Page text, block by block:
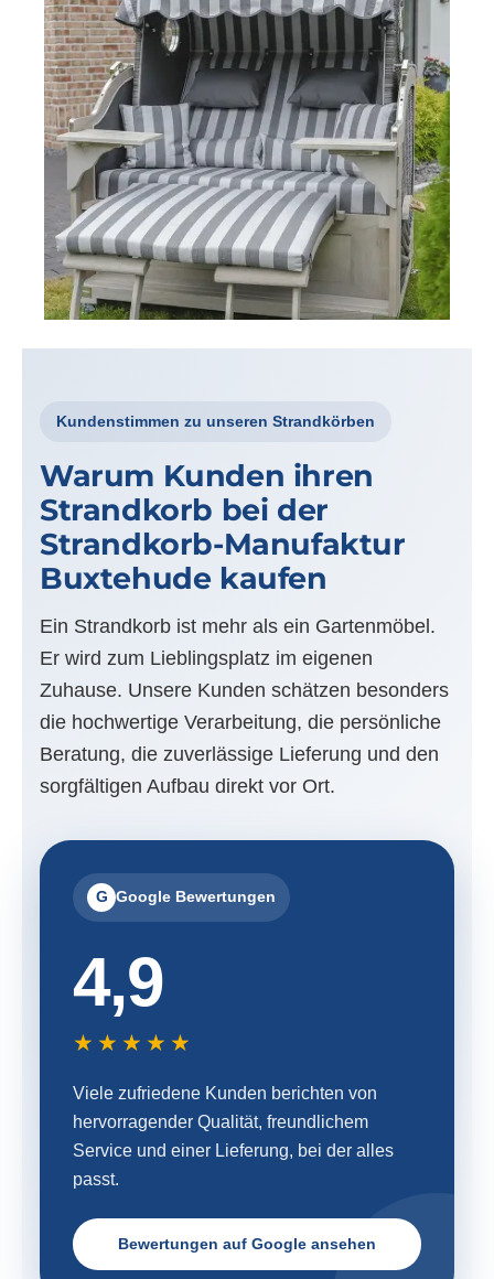
Kundenstimmen zu unseren Strandkörben
Warum Kunden ihren
Strandkorb bei der
Strandkorb-Manufaktur
Buxtehude kaufen
Ein Strandkorb ist mehr als ein Gartenmöbel.
Er wird zum Lieblingsplatz im eigenen
Zuhause. Unsere Kunden schätzen besonders
die hochwertige Verarbeitung, die persönliche
Beratung, die zuverlässige Lieferung und den
sorgfältigen Aufbau direkt vor Ort.
G Google Bewertungen
4,9
★★★★★
Viele zufriedene Kunden berichten von
hervorragender Qualität, freundlichem
Service und einer Lieferung, bei der alles
passt.
Bewertungen auf Google ansehen